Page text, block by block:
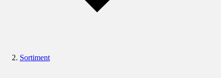
Sortiment